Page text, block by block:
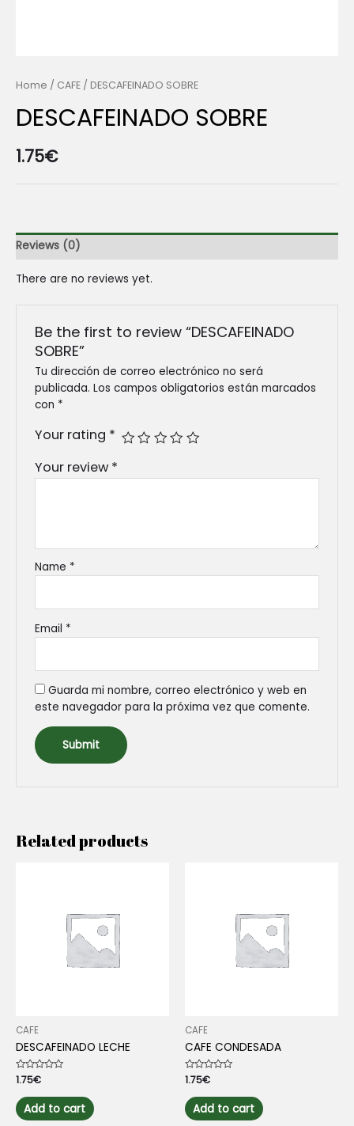
Home / CAFE / DESCAFEINADO SOBRE
DESCAFEINADO SOBRE
1.75€
Reviews (0)
There are no reviews yet.
Be the first to review “DESCAFEINADO
SOBRE”
Tu dirección de correo electrónico no será
publicada. Los campos obligatorios están marcados
con *
Your rating *
Your review *
Name *
Email *
Guarda mi nombre, correo electrónico y web en
este navegador para la próxima vez que comente.
Related products
CAFE
DESCAFEINADO LECHE
Rated
0
out
of
5
1.75€
Add to cart
CAFE
CAFE CONDESADA
Rated
0
out
of
5
1.75€
Add to cart